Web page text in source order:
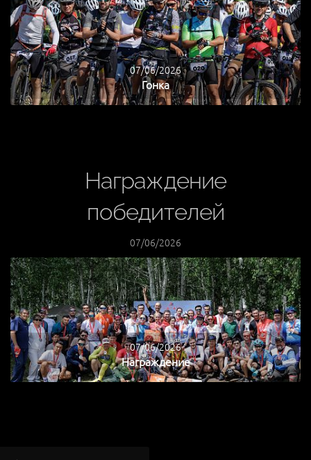
07/06/2026
Гонка
Награждение
победителей
07/06/2026
07/06/2026
Награждение